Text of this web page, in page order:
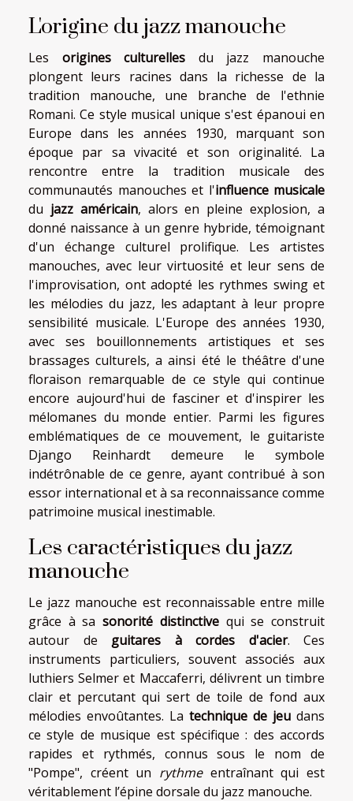
L'origine du jazz manouche
Les origines culturelles du jazz manouche
plongent leurs racines dans la richesse de la
tradition manouche, une branche de l'ethnie
Romani. Ce style musical unique s'est épanoui en
Europe dans les années 1930, marquant son
époque par sa vivacité et son originalité. La
rencontre entre la tradition musicale des
communautés manouches et l'influence musicale
du jazz américain, alors en pleine explosion, a
donné naissance à un genre hybride, témoignant
d'un échange culturel prolifique. Les artistes
manouches, avec leur virtuosité et leur sens de
l'improvisation, ont adopté les rythmes swing et
les mélodies du jazz, les adaptant à leur propre
sensibilité musicale. L'Europe des années 1930,
avec ses bouillonnements artistiques et ses
brassages culturels, a ainsi été le théâtre d'une
floraison remarquable de ce style qui continue
encore aujourd'hui de fasciner et d'inspirer les
mélomanes du monde entier. Parmi les figures
emblématiques de ce mouvement, le guitariste
Django Reinhardt demeure le symbole
indétrônable de ce genre, ayant contribué à son
essor international et à sa reconnaissance comme
patrimoine musical inestimable.
Les caractéristiques du jazz
manouche
Le jazz manouche est reconnaissable entre mille
grâce à sasonorité distinctivequi se construit
autour de guitares à cordes d'acier. Ces
instruments particuliers, souvent associés aux
luthiers Selmer et Maccaferri, délivrent un timbre
clair et percutant qui sert de toile de fond aux
mélodies envoûtantes. La technique de jeu dans
ce style de musique est spécifique : des accords
rapides et rythmés, connus sous le nom de
"Pompe", créent un rythmeentraînant qui est
véritablement l’épine dorsale du jazz manouche.